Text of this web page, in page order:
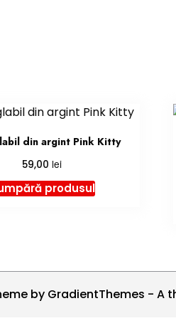
din argint Pink Kitty
59,00 lei
produsul
by GradientThemes - A